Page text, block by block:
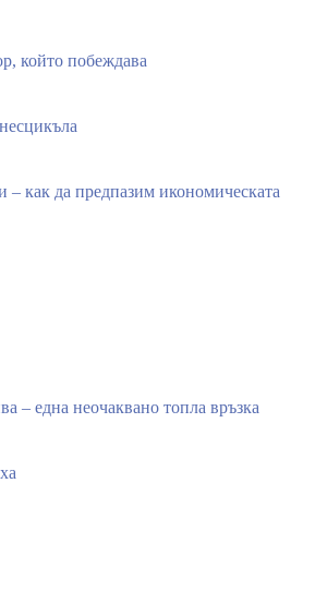
който побеждава
как да предпазим икономическата
– една неочаквано топла връзка